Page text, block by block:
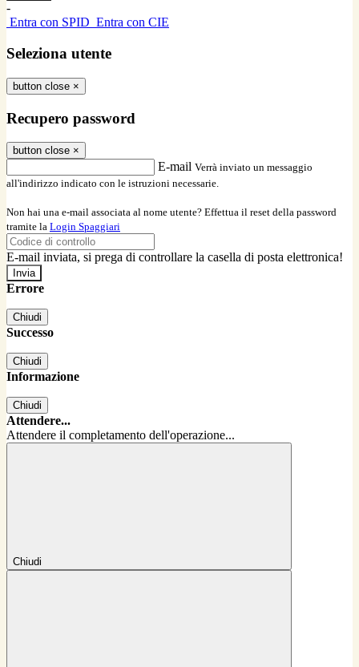
-
Entra con SPID Entra con CIE
Seleziona utente
button close ×
Recupero password
button close ×
E-mail Verrà inviato un messaggio
all'indirizzo indicato con le istruzioni necessarie.
Non hai una e-mail associata al nome utente? Effettua il reset della password
tramite la Login Spaggiari
E-mail inviata, si prega di controllare la casella di posta elettronica!
Errore
Chiudi
Successo
Chiudi
Informazione
Chiudi
Attendere...
Attendere il completamento dell'operazione...
Chiudi